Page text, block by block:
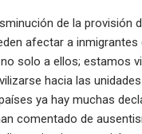
de la provisión
afectar a inmigrantes
solo a ellos; estamos
hacia las
ya hay muchas
comentado de